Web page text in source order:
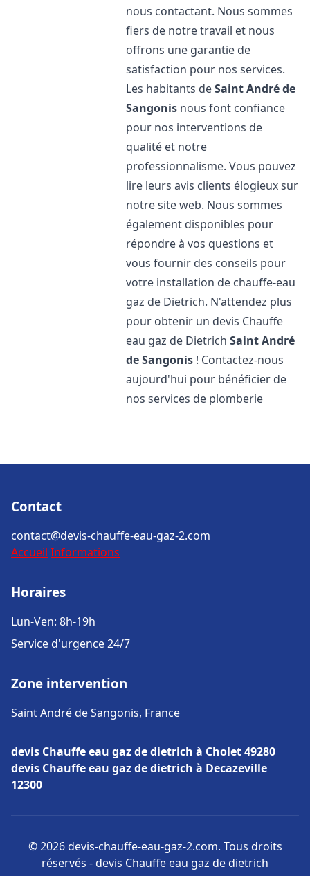
nous contactant. Nous sommes
fiers de notre travail et nous
offrons une garantie de
satisfaction pour nos services.
Les habitants deSaint André de
Sangonis nous font confiance
pour nos interventions de
qualité et notre
professionnalisme. Vous pouvez
lire leurs avis clients élogieux sur
notre site web. Nous sommes
également disponibles pour
répondre à vos questions et
vous fournir des conseils pour
votre installation de chauffe-eau
gaz de Dietrich. N'attendez plus
pour obtenir un devis Chauffe
eau gaz de DietrichSaint André
de Sangonis ! Contactez-nous
aujourd'hui pour bénéficier de
nos services de plomberie
Contact
contact@devis-chauffe-eau-gaz-2.com
Accueil Informations
Horaires
Lun-Ven: 8h-19h
Service d'urgence 24/7
Zone intervention
Saint André de Sangonis, France
devis Chauffe eau gaz de dietrich à Cholet 49280
devis Chauffe eau gaz de dietrich à Decazeville
12300
© 2026 devis-chauffe-eau-gaz-2.com. Tous droits
réservés - devis Chauffe eau gaz de dietrich